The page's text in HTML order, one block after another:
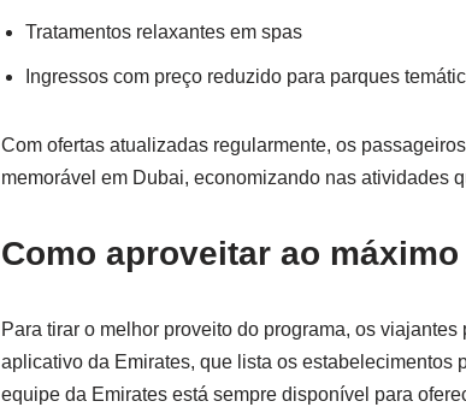
Tratamentos relaxantes em spas
Ingressos com preço reduzido para parques
Com ofertas atualizadas regularmente, os
memorável em Dubai, economizando nas atividades
Como aproveitar ao
Para tirar o melhor proveito do programa, os
aplicativo da Emirates, que lista os estabelecimentos
equipe da Emirates está sempre disponível para